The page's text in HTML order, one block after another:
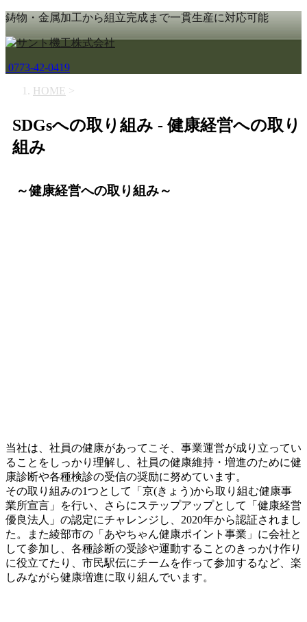
鋳物・金属加工から組立完成まで一貫生産に対応可能
0773-42-0419
HOME >
SDGsへの取り組み - 健康経営への取り
組み
～健康経営への取り組み～
当社は、社員の健康があってこそ、事業運営が成り立ってい
ることをしっかり理解し、社員の健康維持・増進のために健
康診断や各種検診の受信の奨励に努めています。
その取り組みの1つとして「京(きょう)から取り組む健康事
業所宣言」を行い、さらにステップアップとして「健康経営
優良法人」の認定にチャレンジし、2020年から認証されまし
た。また綾部市の「あやちゃん健康ポイント事業」に会社と
して参加し、各種診断の受診や運動することのきっかけ作り
に役立てたり、市民駅伝にチームを作って参加するなど、楽
しみながら健康増進に取り組んでいます。